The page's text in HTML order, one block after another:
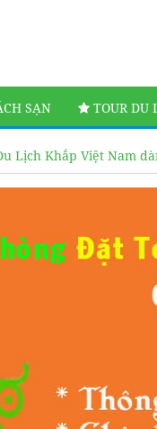
SẠN TOUR DU
Lịch Khắp Việt Nam